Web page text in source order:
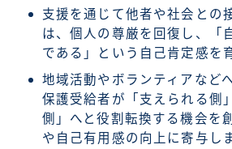
支援を通じて他者や社会との
は、個人の尊厳を回復し、「
である」という自己肯定感を
地域活動やボランティアなど
保護受給者が「支えられる側
側」へと役割転換する機会を
や自己有用感の向上に寄与し